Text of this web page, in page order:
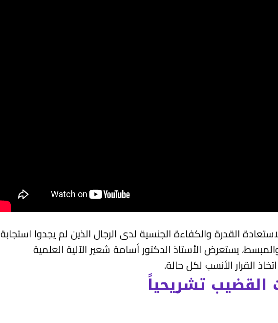
القدرة والكفاءة الجنسية لدى الرجال الذين لم يجدوا استجابة
يستعرض الأستاذ الدكتور أسامة شعير الآلية العلمية
القرار الأنسب لكل حالة.
القضيب تشريحياً